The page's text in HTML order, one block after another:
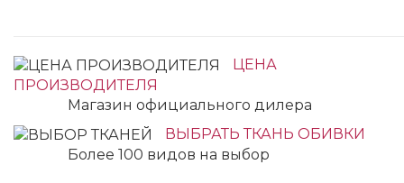
ЦЕНА
ПРОИЗВОДИТЕЛЯ
Магазин официального дилера
ВЫБРАТЬ ТКАНЬ ОБИВКИ
Более 100 видов на выбор